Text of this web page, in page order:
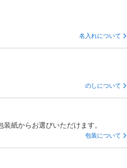
名入れについて
のしについて
装紙からお選びいただけます。
包装について